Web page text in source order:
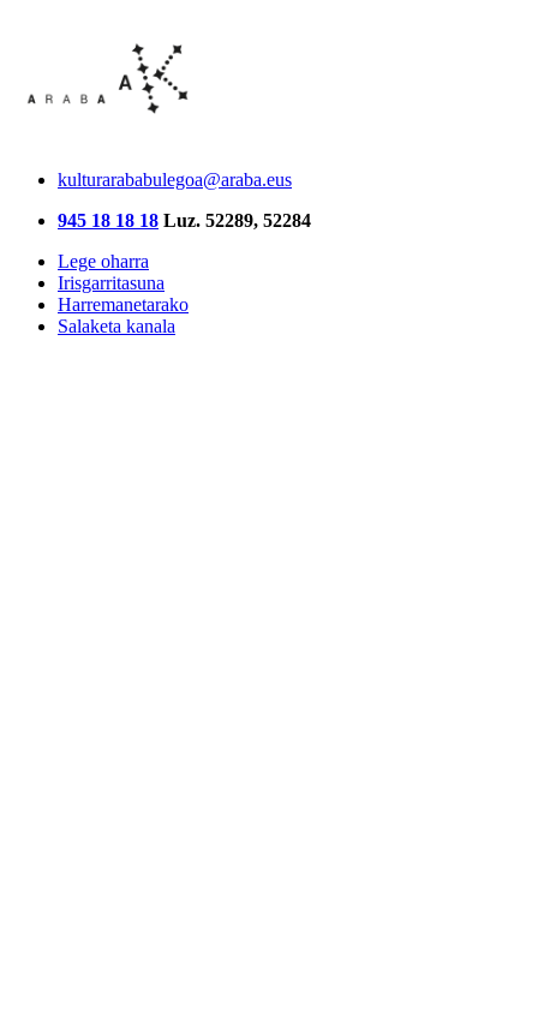
kulturarababulegoa@araba.eus
945 18 18 18 Luz. 52289, 52284
Lege oharra
Irisgarritasuna
Harremanetarako
Salaketa kanala